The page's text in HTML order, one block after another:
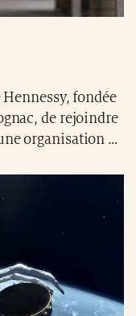
Hennessy, fondée
de rejoindre
organisation à
en créant
à ses
LVMH, Prada
Richemont et
pourra
de Hennessy,